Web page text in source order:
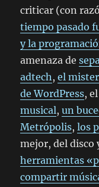
criticar (con
tiempo pasado
y la
amenaza de
adtech,el
de WordPress,
musical,un
Metrópolis,los
mejor, del disco
herramientas
compartir